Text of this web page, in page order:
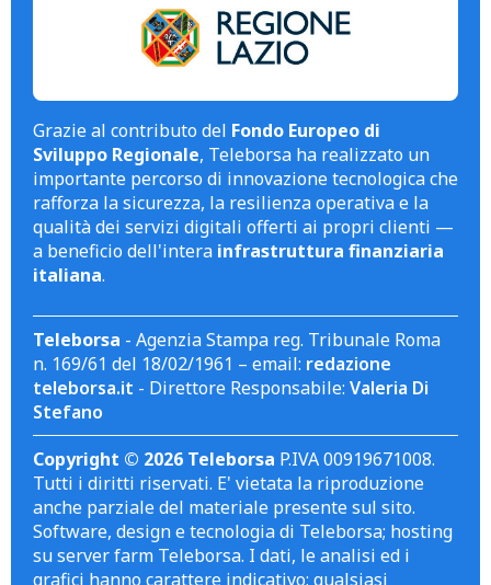
Grazie al contributo del Fondo Europeo di
Sviluppo Regionale, Teleborsa ha realizzato un
importante percorso di innovazione tecnologica che
rafforza la sicurezza, la resilienza operativa e la
qualità dei servizi digitali offerti ai propri clienti —
a beneficio dell'intera infrastruttura finanziaria
italiana.
Teleborsa - Agenzia Stampa reg. Tribunale Roma
n. 169/61 del 18/02/1961 – email: redazione
teleborsa.it - Direttore Responsabile: Valeria Di
Stefano
Copyright © 2026 Teleborsa P.IVA 00919671008.
Tutti i diritti riservati. E' vietata la riproduzione
anche parziale del materiale presente sul sito.
Software, design e tecnologia di Teleborsa; hosting
su server farm Teleborsa. I dati, le analisi ed i
grafici hanno carattere indicativo; qualsiasi